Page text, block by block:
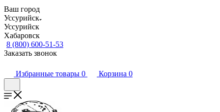
Ваш город
Уссурийск
Уссурийск
Хабаровск
8 (800) 600-51-53
Заказать звонок
Избранные товары 0 Корзина 0